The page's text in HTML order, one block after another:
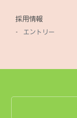
採用情報
エントリー